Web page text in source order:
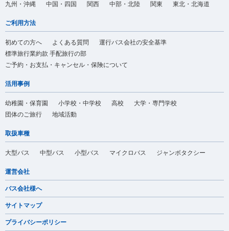
九州・沖縄 中国・四国 関西 中部・北陸 関東 東北・北海道
ご利用方法
初めての方へ よくある質問
運行バス会社の安全基準
標準旅行業約款 手配旅行の部
ご予約・お支払・キャンセル・保険について
活用事例
幼稚園・保育園 小学校・中学校 高校
大学・専門学校
団体のご旅行
地域活動
取扱車種
大型バス 中型バス 小型バス マイクロバス ジャンボタクシー
運営会社
バス会社様へ
サイトマップ
プライバシーポリシー